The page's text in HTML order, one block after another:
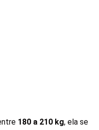
180 a 210 kg, ela se